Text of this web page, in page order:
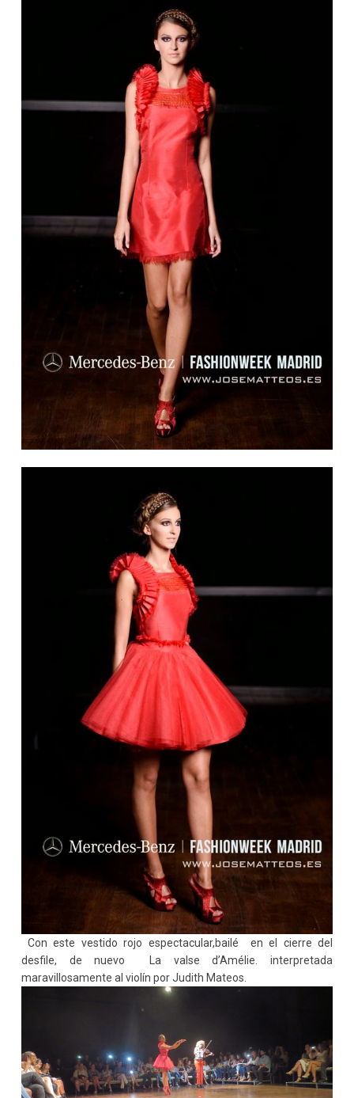
Con este vestido rojo espectacular,bailé en el cierre del
desfile, de nuevo La valse d’Amélie. interpretada
maravillosamente al violín por Judith Mateos.